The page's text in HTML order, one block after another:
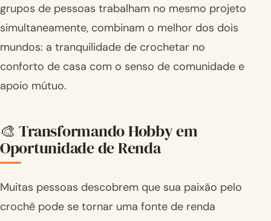
grupos de pessoas trabalham no mesmo projeto
simultaneamente, combinam o melhor dos dois
mundos: a tranquilidade de crochetar no
conforto de casa com o senso de comunidade e
apoio mútuo.
🎨 Transformando Hobby em
Oportunidade de Renda
Muitas pessoas descobrem que sua paixão pelo
crochê pode se tornar uma fonte de renda